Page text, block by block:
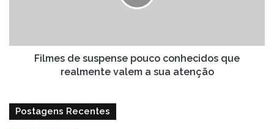
a
Filmes de suspense pouco conhecidos que
realmente valem a sua atenção
Postagens Recentes